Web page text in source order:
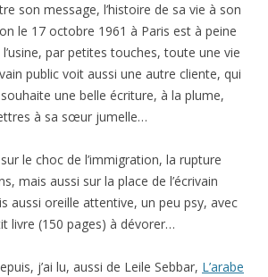
son message, l’histoire de sa vie à son
le 17 octobre 1961 à Paris est à peine
par petites touches, toute une vie
public voit aussi une autre cliente, qui
une belle écriture, à la plume,
à sa sœur jumelle…
le choc de l’immigration, la rupture
mais aussi sur la place de l’écrivain
aussi oreille attentive, un peu psy, avec
livre (150 pages) à dévorer…
j’ai lu, aussi de Leile Sebbar, L’arabe